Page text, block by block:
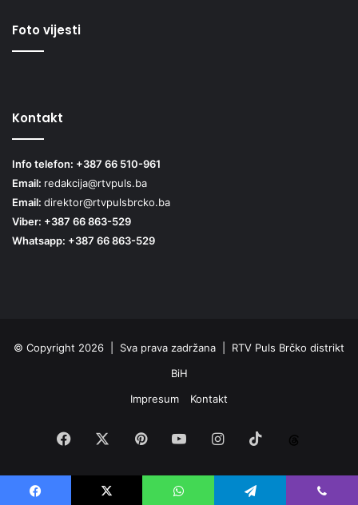
Foto vijesti
Kontakt
Info telefon: +387 66 510-961
Email: redakcija@rtvpuls.ba
Email: direktor@rtvpulsbrcko.ba
Viber: +387 66 863-529
Whatsapp: +387 66 863-529
© Copyright 2026 | Sva prava zadržana | RTV Puls Brčko distrikt
BiH
Impresum
Kontakt
Facebook PinterestYouTubeInstagram
TikTok